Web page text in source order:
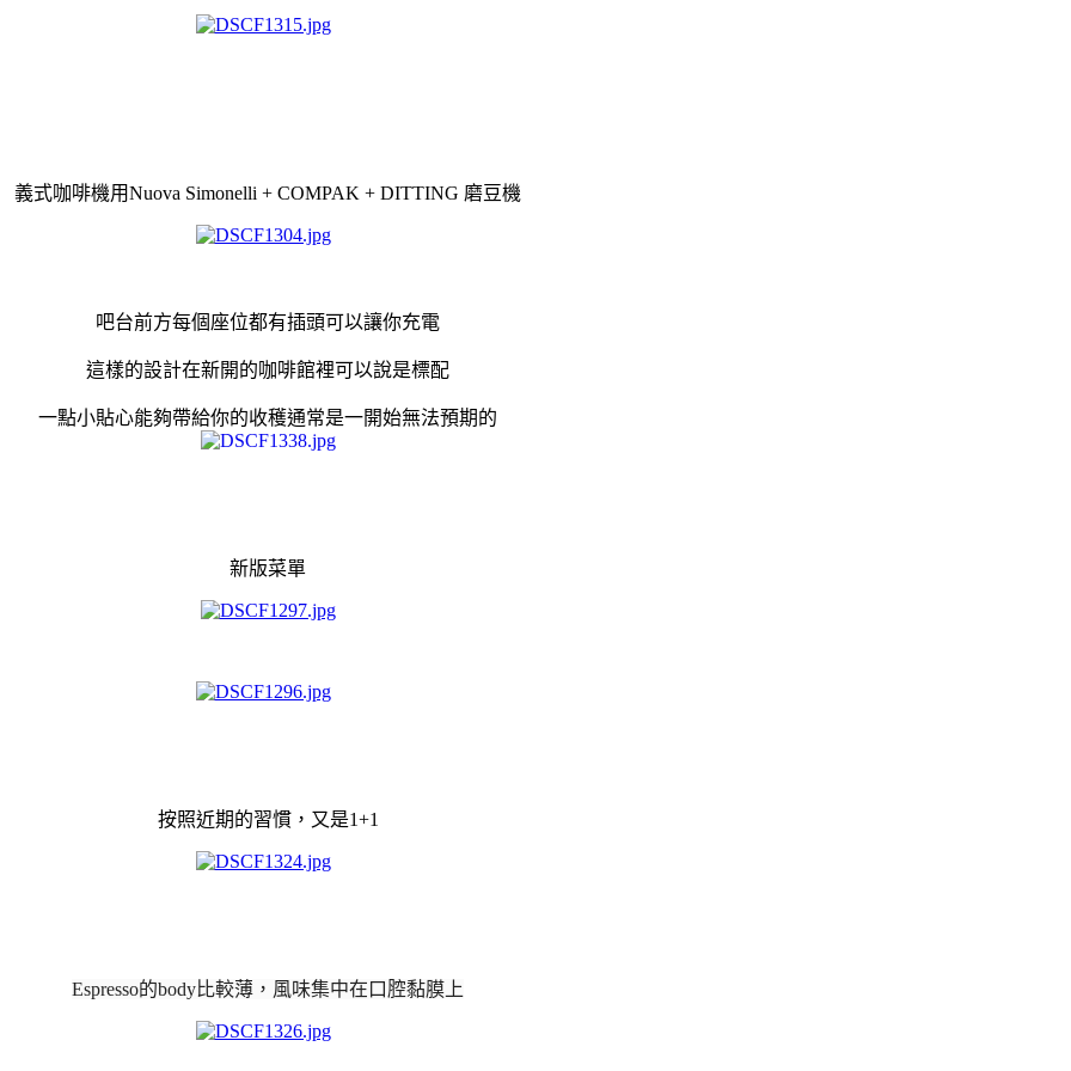
義式咖啡機用Nuova Simonelli + COMPAK + DITTING 磨豆機
吧台前方每個座位都有插頭可以讓你充電
這樣的設計在新開的咖啡館裡可以說是標配
一點小貼心能夠帶給你的收穫通常是一開始無法預期的
新版菜單
按照近期的習慣，又是1+1
Espresso的body比較薄，風味集中在口腔黏膜上